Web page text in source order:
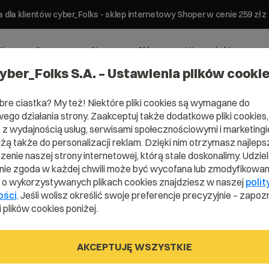
klientów cyber_Folks - sklep internetowy Shoper w cenie 259 zł z
Serwery Strony Sklepy Wsparcie biznesowe
Domena .pl od 0 zł!
nazwę domeny i naciśnij przycisk szukania.
S.A. – Ustawienia plików
ciastka? My też! Niektóre pliki cookies są wymagane do
działania strony. Zaakceptuj także dodatkowe pliki cookies,
wydajnością usług, serwisami społecznościowymi i
także do personalizacji reklam. Dzięki nim otrzymasz
naszej strony internetowej, którą stale doskonalimy.
zgoda w każdej chwili może być wycofana lub
wykorzystywanych plikach cookies znajdziesz w naszej
. Jeśli wolisz określić swoje preferencje precyzyjnie –
cookies poniżej.
AKCEPTUJĘ WSZYSTKIE